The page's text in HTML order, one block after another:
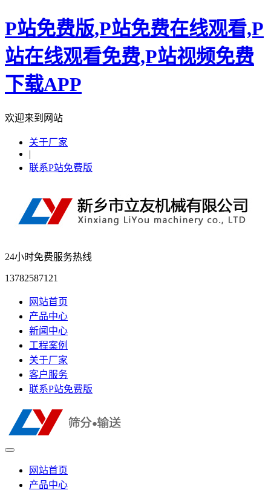
P站免费版,P站免费在线观看,P
站在线观看免费,P站视频免费
下载APP
欢迎来到网站
关于厂家
|
联系P站免费版
24小时免费服务热线
13782587121
网站首页
产品中心
新闻中心
工程案例
关于厂家
客户服务
联系P站免费版
网站首页
产品中心